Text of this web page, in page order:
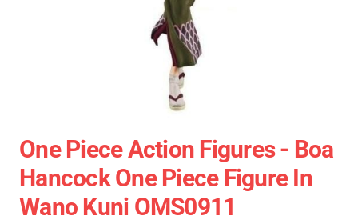
One Piece Action Figures - Boa
Hancock One Piece Figure In
Wano Kuni OMS0911